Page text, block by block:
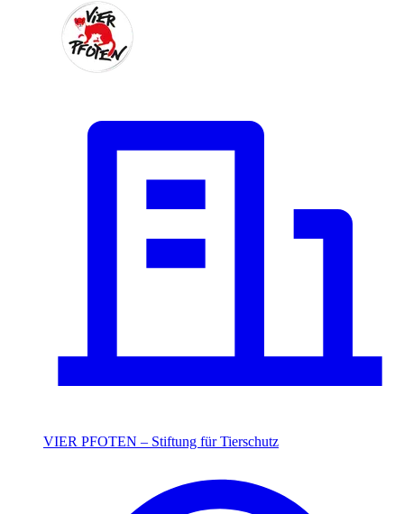
VIER PFOTEN – Stiftung für Tierschutz